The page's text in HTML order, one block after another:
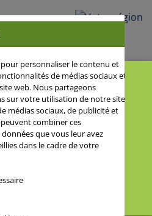
en ligne : le blé hybride
: le blé hybride
personnaliser le contenu et
de médias sociaux et
web. Nous partageons
sur votre utilisation de notre site
médias sociaux, de publicité et
combiner ces
que vous leur avez
dans le cadre de votre